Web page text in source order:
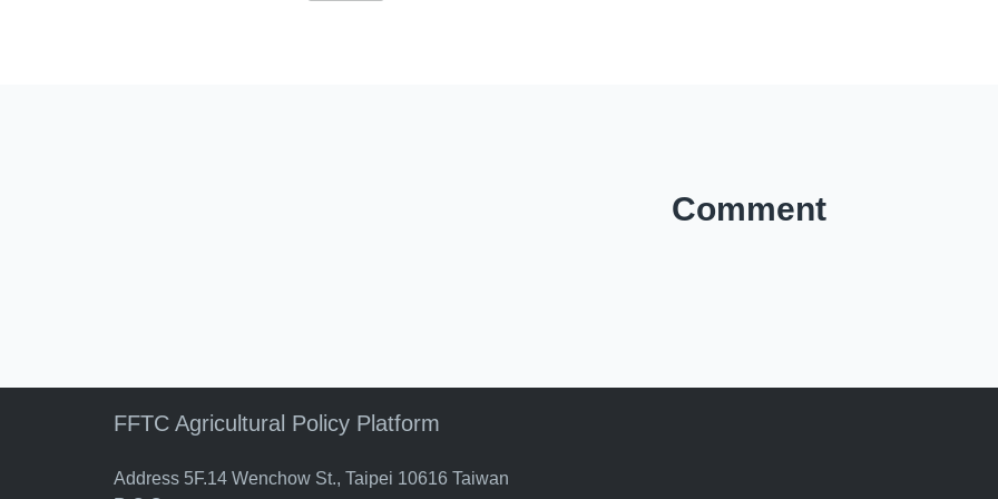
Comment
FFTC Agricultural Policy Platform
Address 5F.14 Wenchow St., Taipei 10616 Taiwan